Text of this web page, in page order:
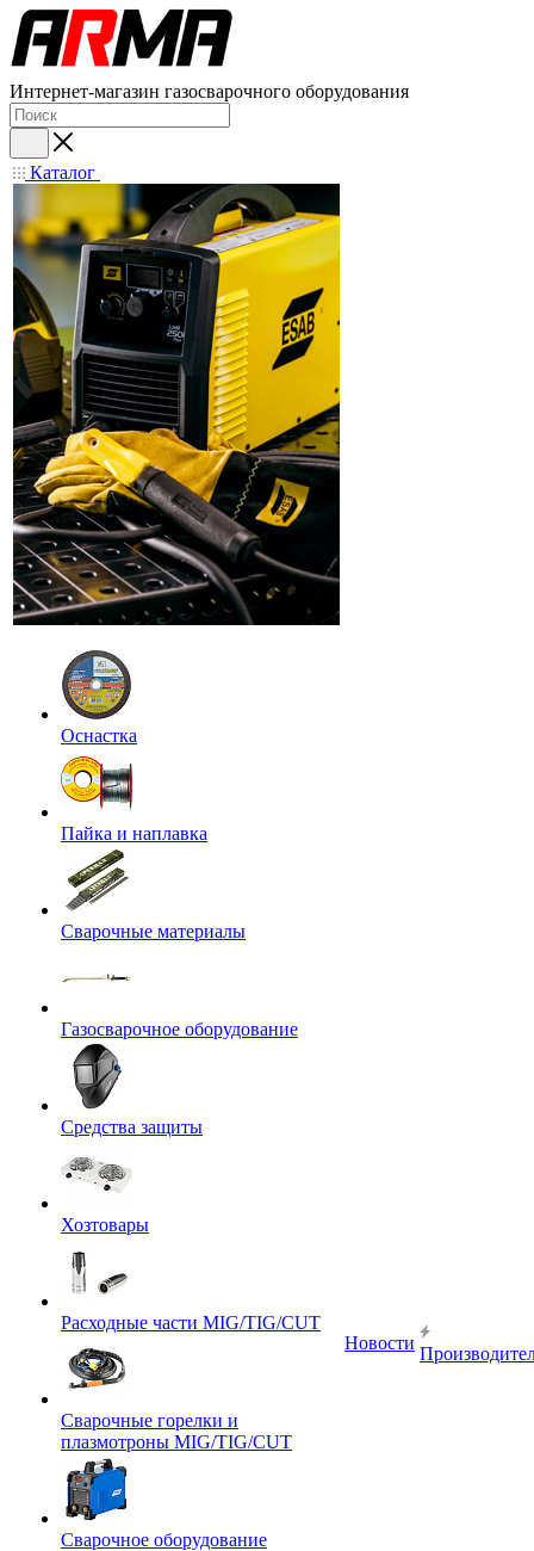
Интернет-магазин газосварочного оборудования
Каталог
Оснастка
Пайка и наплавка
Сварочные материалы
Газосварочное оборудование
Средства защиты
Хозтовары
Расходные части MIG/TIG/CUT
Сварочные горелки и
плазмотроны MIG/TIG/CUT
Сварочное оборудование
Новости